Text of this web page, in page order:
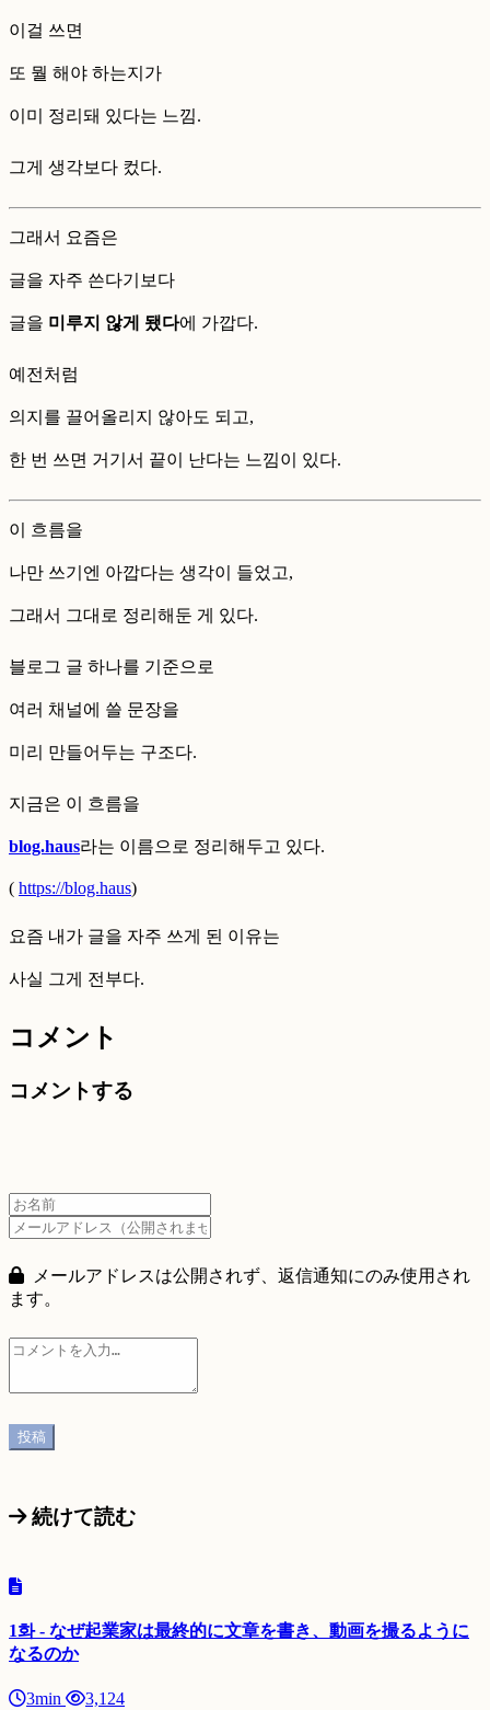
이걸 쓰면
또 뭘 해야 하는지가
이미 정리돼 있다는 느낌.
그게 생각보다 컸다.
그래서 요즘은
글을 자주 쓴다기보다
글을 미루지 않게 됐다에 가깝다.
예전처럼
의지를 끌어올리지 않아도 되고,
한 번 쓰면 거기서 끝이 난다는 느낌이 있다.
이 흐름을
나만 쓰기엔 아깝다는 생각이 들었고,
그래서 그대로 정리해둔 게 있다.
블로그 글 하나를 기준으로
여러 채널에 쓸 문장을
미리 만들어두는 구조다.
지금은 이 흐름을
blog.haus라는 이름으로 정리해두고 있다.
( https://blog.haus)
요즘 내가 글을 자주 쓰게 된 이유는
사실 그게 전부다.
コメント
コメントする
メールアドレスは公開されず、返信通知にのみ使用され
ます。
続けて読む
1화 - なぜ起業家は最終的に文章を書き、動画を撮るように
なるのか
3min 3,124